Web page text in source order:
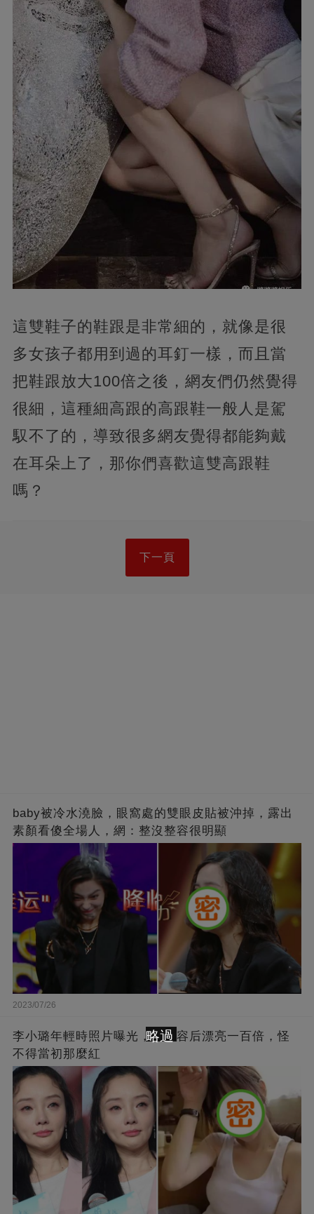
這雙鞋子的鞋跟是非常細的，就像是很
多女孩子都用到過的耳釘一樣，而且當
把鞋跟放大100倍之後，網友們仍然覺得
很細，這種細高跟的高跟鞋一般人是駕
馭不了的，導致很多網友覺得都能夠戴
在耳朵上了，那你們喜歡這雙高跟鞋
嗎？
下一頁
baby被冷水澆臉，眼窩處的雙眼皮貼被沖掉，露出
素顏看傻全場人，網：整沒整容很明顯
2023/07/26
李小璐年輕時照片曝光，比整容后漂亮一百倍，怪
不得當初那麼紅
略過